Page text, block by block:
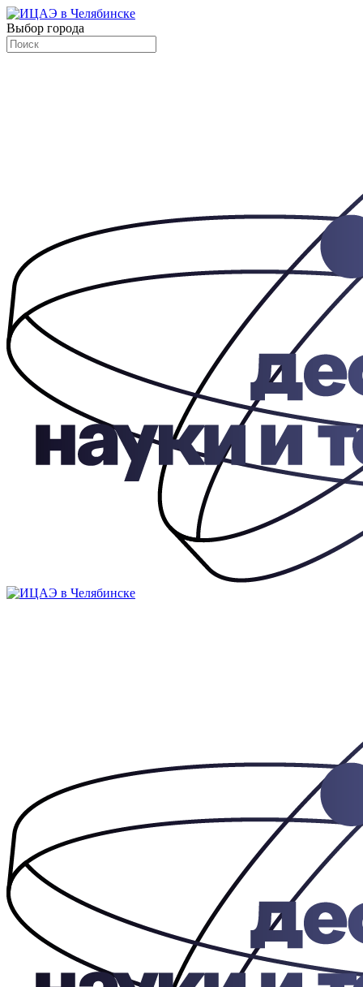
Выбор города